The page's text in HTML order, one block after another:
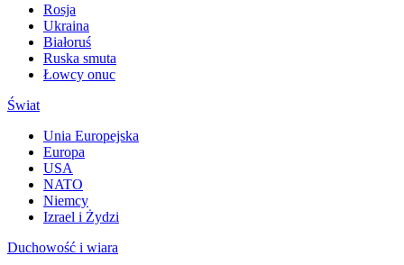
Rosja
Ukraina
Białoruś
Ruska smuta
Łowcy onuc
Świat
Unia Europejska
Europa
USA
NATO
Niemcy
Izrael i Żydzi
Duchowość i wiara